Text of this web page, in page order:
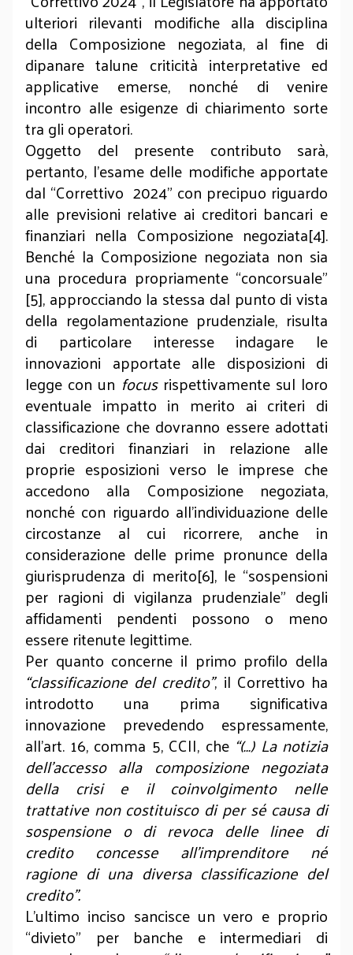
ulteriori rilevanti modifiche alla disciplina
della Composizione negoziata, al fine di
dipanare talune criticità interpretative ed
applicative emerse, nonché di venire
incontro alle esigenze di chiarimento sorte
tra gli operatori.
Oggetto del presente contributo sarà,
pertanto, l’esame delle modifiche apportate
dal “Correttivo 2024” con precipuo riguardo
alle previsioni relative ai creditori bancari e
finanziari nella Composizione negoziata[4].
Benché la Composizione negoziata non sia
una procedura propriamente “concorsuale”
[5], approcciando la stessa dal punto di vista
della regolamentazione prudenziale, risulta
di particolare interesse indagare le
innovazioni apportate alle disposizioni di
legge con un focusrispettivamente sul loro
eventuale impatto in merito ai criteri di
classificazione che dovranno essere adottati
dai creditori finanziari in relazione alle
proprie esposizioni verso le imprese che
accedono alla Composizione negoziata,
nonché con riguardo all’individuazione delle
circostanze al cui ricorrere, anche in
considerazione delle prime pronunce della
giurisprudenza di merito[6], le “sospensioni
per ragioni di vigilanza prudenziale” degli
affidamenti pendenti possono o meno
essere ritenute legittime.
Per quanto concerne il primo profilo della
“classificazione del credito”, il Correttivo ha
introdotto una prima significativa
innovazione prevedendo espressamente,
all’art. 16, comma 5, CCII, che “(…) La notizia
dell’accesso alla composizione negoziata
della crisi e il coinvolgimento nelle
trattative non costituisco di per sé causa di
sospensione o di revoca delle linee di
credito concesse all’imprenditore né
ragione di una diversa classificazione del
credito”.
L’ultimo inciso sancisce un vero e proprio
“divieto” per banche e intermediari di